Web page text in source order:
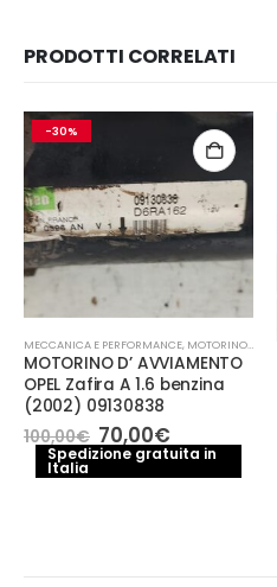
PRODOTTI CORRELATI
-30%
MECCANICA E PERFORMANCE, MOTORINO AVVIAMENTO
MOTORINO D’ AVVIAMENTO
OPEL Zafira A 1.6 benzina
(2002) 09130838
100,00€ Il
prezzo
originale
70,00€Il
prezzo
attuale
Spedizione gratuita in
Italia